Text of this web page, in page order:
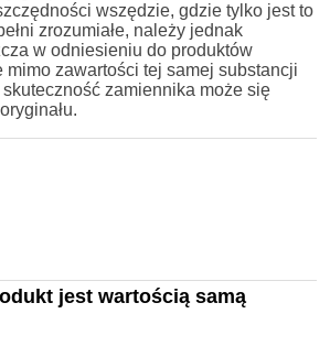
wszędzie, gdzie tylko jest to
zrozumiałe, należy jednak
w odniesieniu do produktów
zawartości tej samej substancji
zamiennika może się
jest wartością samą